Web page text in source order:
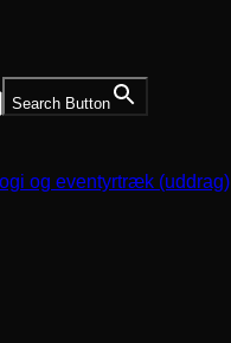
Search Button
og eventyrtræk (uddrag)